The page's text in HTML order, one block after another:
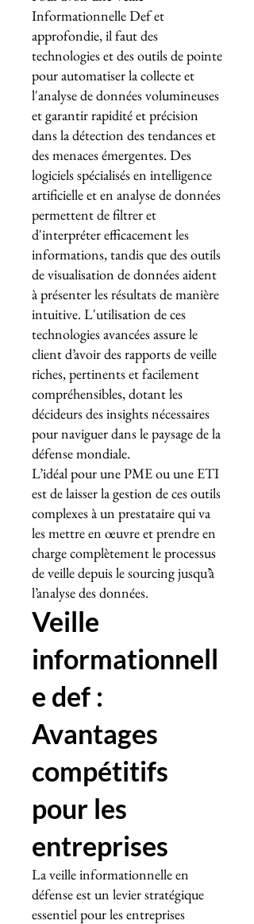
Informationnelle Def et
approfondie, il faut des
technologies et des outils de pointe
pour automatiser la collecte et
l'analyse de données volumineuses
et garantir rapidité et précision
dans la détection des tendances et
des menaces émergentes. Des
logiciels spécialisés en intelligence
artificielle et en analyse de données
permettent de filtrer et
d'interpréter efficacement les
informations, tandis que des outils
de visualisation de données aident
à présenter les résultats de manière
intuitive. L'utilisation de ces
technologies avancées assure le
client d’avoir des rapports de veille
riches, pertinents et facilement
compréhensibles, dotant les
décideurs des insights nécessaires
pour naviguer dans le paysage de la
défense mondiale.
L’idéal pour une PME ou une ETI
est de laisser la gestion de ces outils
complexes à un prestataire qui va
les mettre en œuvre et prendre en
charge complètement le processus
de veille depuis le sourcing jusqu’à
l’analyse des données.
Veille
informationnell
e def :
Avantages
compétitifs
pour les
entreprises
La veille informationnelle en
défense est un levier stratégique
essentiel pour les entreprises